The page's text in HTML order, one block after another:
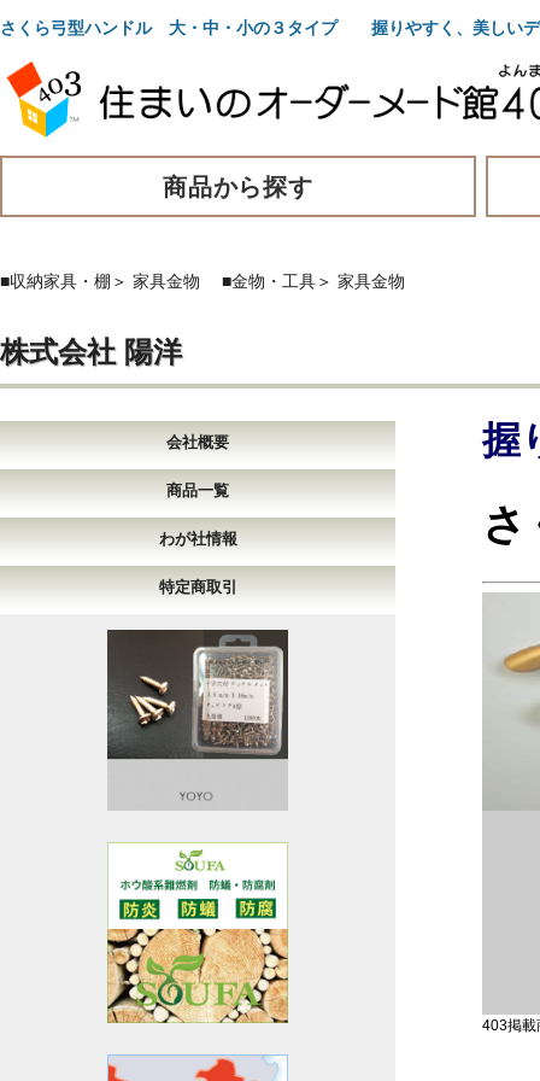
さくら弓型ハンドル 大・中・小の３タイプ 握りやすく、美しいデ
商品から探す
■収納家具・棚 ＞ 家具金物 ■金物・工具＞ 家具金物
株式会社 陽洋
会社概要
商品一覧
わが社情報
特定商取引
握
403掲載